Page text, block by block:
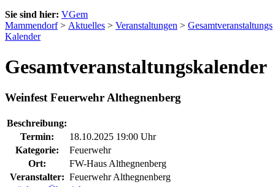
Sie sind hier: VGem
Mammendorf> Aktuelles > Veranstaltungen > Gesamtveranstaltungs
Kalender
Gesamtveranstaltungskalender
Weinfest Feuerwehr Althegnenberg
Beschreibung:
Termin:
18.10.2025 19:00 Uhr
Kategorie:
Feuerwehr
Ort:
FW-Haus Althegnenberg
Veranstalter: Feuerwehr Althegnenberg